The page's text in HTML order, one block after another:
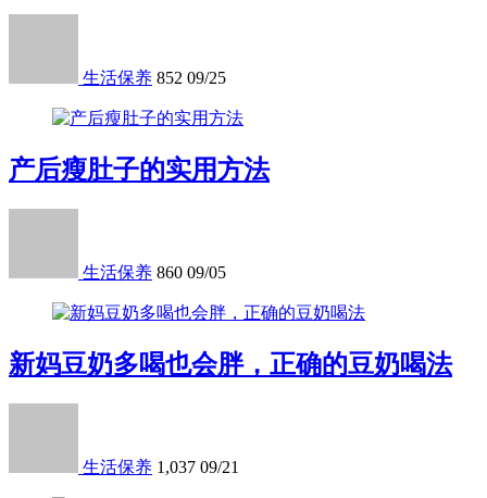
生活保养 852 09/25
产后瘦肚子的实用方法
生活保养 860 09/05
新妈豆奶多喝也会胖，正确的豆奶喝法
生活保养 1,037 09/21